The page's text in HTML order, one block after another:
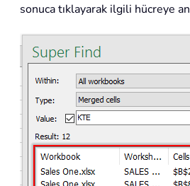
sonuca tıklayarak ilgili hücreye